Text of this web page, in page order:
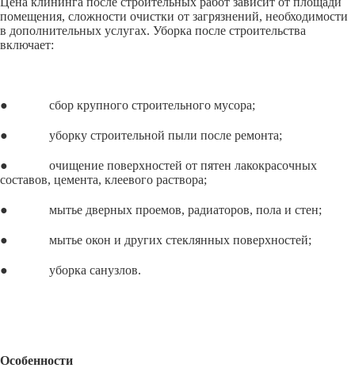
помещения, сложности очистки от загрязнений, необходимости
в дополнительных услугах. Уборка после строительства
включает:
● сбор крупного строительного мусора;
● уборку строительной пыли после ремонта;
● очищение поверхностей от пятен лакокрасочных
составов, цемента, клеевого раствора;
● мытье дверных проемов, радиаторов, пола и стен;
● мытье окон и других стеклянных поверхностей;
● уборка санузлов.
Особенности